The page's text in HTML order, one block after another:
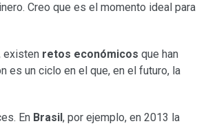
Creo que es el momento ideal para
existen retos económicos que han
es un ciclo en el que, en el futuro, la
En Brasil , por ejemplo, en 2013 la